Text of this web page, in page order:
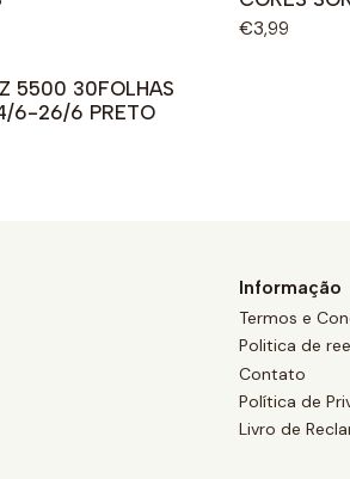
€3,99
5500 30FOLHAS
6-26/6 PRETO
Informação
Termos e
Politica de
Contato
Política de
Livro de